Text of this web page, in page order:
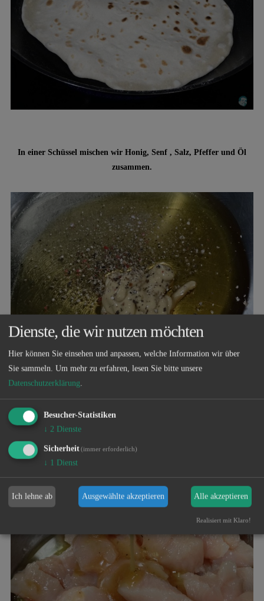
In einer Schüssel mischen wir Honig, Senf , Salz, Pfeffer und Öl
zusammen.
Die Hühnerbrust in kleine Stücke schneiden und mit der Marinade
Dienste, die wir nutzen möchten
Hier können Sie einsehen und anpassen, welche Information wir über
Sie sammeln. Um mehr zu erfahren, lesen Sie bitte unsere
Datenschutzerklärung.
Besucher-Statistiken
↓ 2 Dienste
Sicherheit(immer erforderlich)
↓ 1 Dienst
Ich lehne ab Ausgewählte akzeptieren Alle akzeptieren
Realisiert mit Klaro!